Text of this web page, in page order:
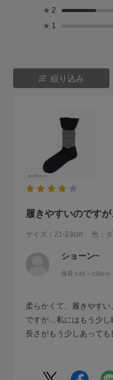
★ 2
★ 1
絞り込み
履きやすいのです
サイズ：21-23cm 色：
ショーン~
身長:146～150cm
柔らかくて、履きやすい
ですが…私にはもう少し
長さがもう少しあっても